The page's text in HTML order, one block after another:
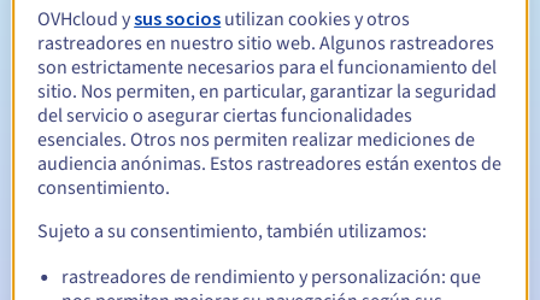
Período de renovación Entre 1 y 4 años
Período de redención
Notificaciones automáticas:
60, 30, 15, 7 y 3 días antes de la fecha de
vencimiento
OVHcloud ysus socios utilizan cookies y otros
rastreadores en nuestro sitio web. Algunos rastreadores
son estrictamente necesarios para el funcionamiento del
sitio. Nos permiten, en particular, garantizar la seguridad
del servicio o asegurar ciertas funcionalidades
esenciales. Otros nos permiten realizar mediciones de
audiencia anónimas. Estos rastreadores están exentos de
consentimiento.
Sujeto a su consentimiento, también utilizamos:
rastreadores de rendimiento y personalización: que